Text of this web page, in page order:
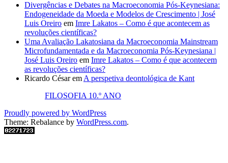
Divergências e Debates na Macroeconomia Pós-Keynesiana:
Endogeneidade da Moeda e Modelos de Crescimento | José
Luis Oreiro em Imre Lakatos – Como é que acontecem as
revoluções científicas?
Uma Avaliação Lakatosiana da Macroeconomia Mainstream
Microfundamentada e da Macroeconomia Pós-Keynesiana |
José Luis Oreiro em Imre Lakatos – Como é que acontecem
as revoluções científicas?
Ricardo Césarem A perspetiva deontológica de Kant
FILOSOFIA 10.º ANO
Proudly powered by WordPress
Theme: Rebalance by WordPress.com.